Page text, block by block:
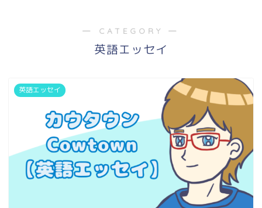
― CATEGORY ―
英語エッセイ
英語エッセイ